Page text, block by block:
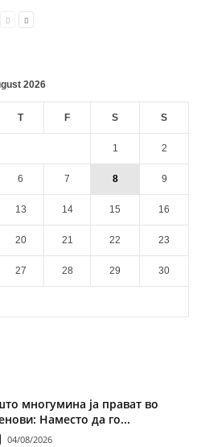
2026
T F S S
1 2
6 7 8 9
13 14 15 16
20 21 22 23
27 28 29 30
многумина ја прават во
Наместо да го...
04/08/2026